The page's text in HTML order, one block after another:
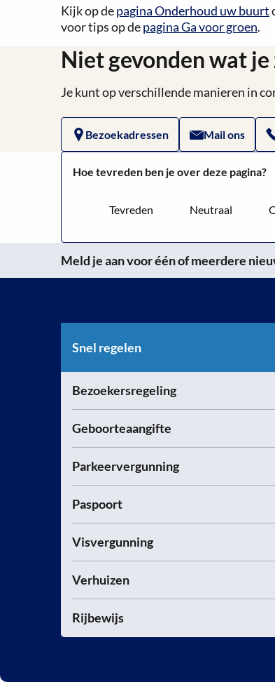
Kijk op depagina Onderhoud uw buurt
voor tips op depagina Ga voor groen.
Niet gevonden wat je
Je kunt op verschillende manieren in
Bezoekadressen Mail ons
Hoe tevreden ben je over deze pagina?
Tevreden Neutraal
Meld je aan voor één of meerdere
Snel regelen
Bezoekersregeling
Geboorteaangifte
Parkeervergunning
Paspoort
Visvergunning
Verhuizen
Rijbewijs